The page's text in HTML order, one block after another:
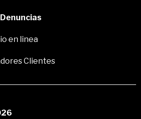
en linea
Clientes